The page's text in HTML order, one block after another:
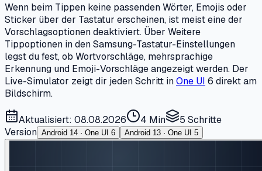
Wenn beim Tippen keine passenden Wörter, Emojis oder
Sticker über der Tastatur erscheinen, ist meist eine der
Vorschlagsoptionen deaktiviert. Über Weitere
Tippoptionen in den Samsung-Tastatur-Einstellungen
legst du fest, ob Wortvorschläge, mehrsprachige
Erkennung und Emoji-Vorschläge angezeigt werden. Der
Live-Simulator zeigt dir jeden Schritt inOne UI 6 direkt am
Bildschirm.
Aktualisiert: 08.08.2026 4 Min 5 Schritte
Version Android 14 · One UI 6 Android 13 · One UI 5